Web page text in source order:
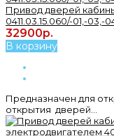
Привод дверей
0411.03.15.060/-01,-
32900р.
В корзину
Предназначен для
открытия дверей...